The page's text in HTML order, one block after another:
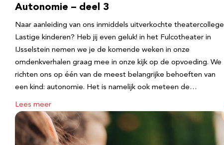
Autonomie – deel 3
Naar aanleiding van ons inmiddels uitverkochte theatercollege
Lastige kinderen? Heb jij even geluk! in het Fulcotheater in
IJsselstein nemen we je de komende weken in onze
omdenkverhalen graag mee in onze kijk op de opvoeding. We
richten ons op één van de meest belangrijke behoeften van
een kind: autonomie. Het is namelijk ook meteen de…
Lees meer